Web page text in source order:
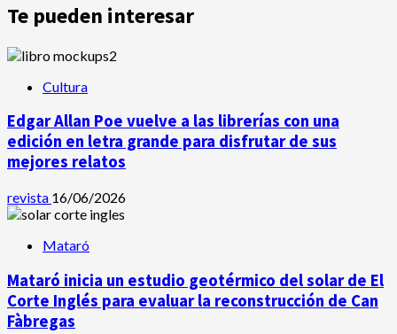
Te pueden interesar
Cultura
Edgar Allan Poe vuelve a las librerías con una
edición en letra grande para disfrutar de sus
mejores relatos
revista 16/06/2026
Mataró
Mataró inicia un estudio geotérmico del solar de El
Corte Inglés para evaluar la reconstrucción de Can
Fàbregas